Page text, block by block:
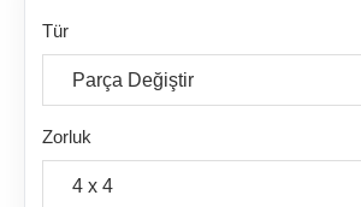
Tür
Zorluk